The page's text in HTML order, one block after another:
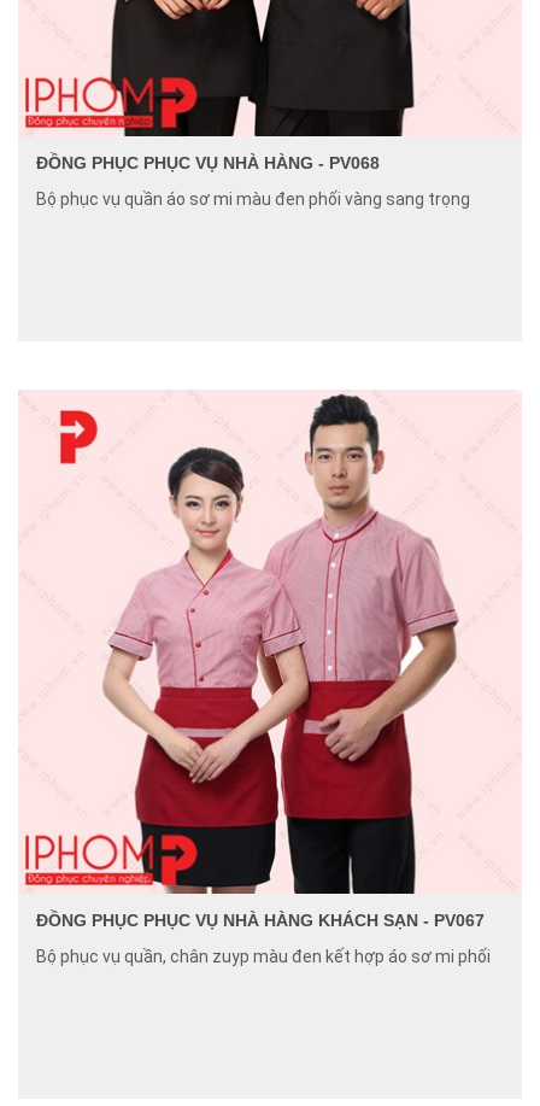
ĐỒNG PHỤC PHỤC VỤ NHÀ HÀNG - PV068
Bộ phục vụ quần áo sơ mi màu đen phối vàng sang trọng
ĐỒNG PHỤC PHỤC VỤ NHÀ HÀNG KHÁCH SẠN - PV067
Bộ phục vụ quần, chân zuyp màu đen kết hợp áo sơ mi phối